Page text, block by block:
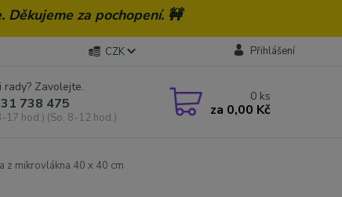
za pochopení. 🚧
CZK Přihlášení
rady? Zavolejte.
738 475
17 hod.) (So, 8-12 hod.)
0 ks
za 0,00 Kč
z mikrovlákna 40 x 40 cm